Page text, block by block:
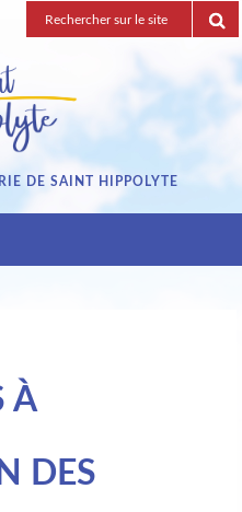
Recherche
pour
DE SAINT HIPPOLYTE
À
DES